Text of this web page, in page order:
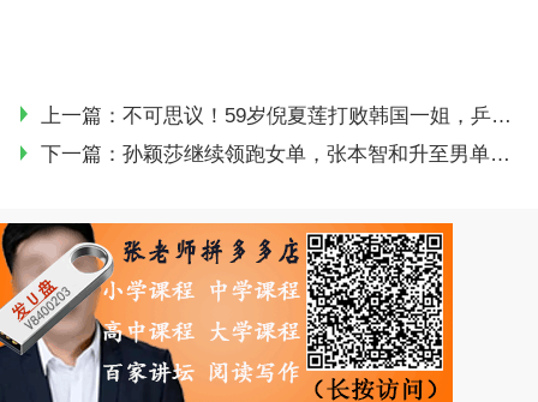
上一篇： 不可思议！59岁倪夏莲打败韩国一姐，乒坛“长胶奶奶”再创奇迹
下一篇： 孙颖莎继续领跑女单，张本智和升至男单第四 | 世界排名